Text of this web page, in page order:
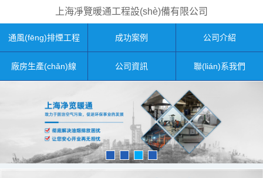
上海凈覽暖通工程設(shè)備有限公司
通風(fēng)排煙工程 成功案例 公司介紹
廠房生產(chǎn)線 公司資訊 聯(lián)系我們